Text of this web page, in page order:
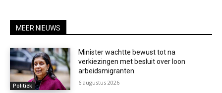
MEER NIEUWS
Politiek
Minister wachtte bewust tot na
verkiezingen met besluit over loon
arbeidsmigranten
6 augustus 2026